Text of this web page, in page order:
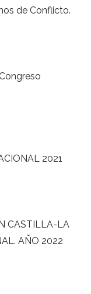
de Conflicto.
2021
CASTILLA-LA
AÑO 2022